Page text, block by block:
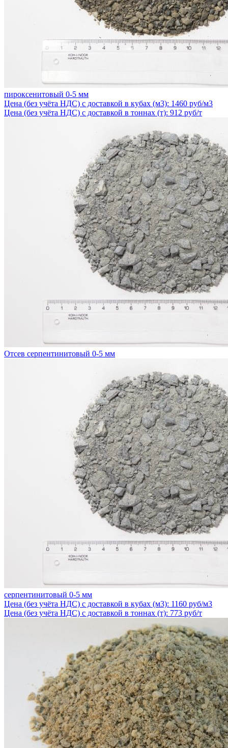
пироксенитовый 0-5 мм
Цена (без учёта НДС) с доставкой в кубах (м3): 1460 руб/м3
Цена (без учёта НДС) с доставкой в тоннах (т): 912 руб/т
Отсев серпентинитовый 0-5 мм
серпентинитовый 0-5 мм
Цена (без учёта НДС) с доставкой в кубах (м3): 1160 руб/м3
Цена (без учёта НДС) с доставкой в тоннах (т): 773 руб/т